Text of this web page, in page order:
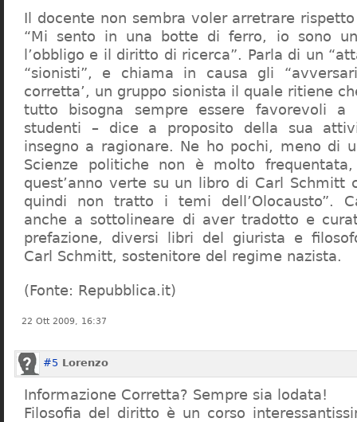
Il docente non sembra voler arretrare
“Mi sento in una botte di ferro, io sono
l’obbligo e il diritto di ricerca”. Parla di un
“sionisti”, e chiama in causa gli
corretta’, un gruppo sionista il quale ritiene
tutto bisogna sempre essere favorevoli a
studenti – dice a proposito della sua
insegno a ragionare. Ne ho pochi, meno di
Scienze politiche non è molto
quest’anno verte su un libro di Carl Schmitt
quindi non tratto i temi dell’Olocausto”.
anche a sottolineare di aver tradotto e
prefazione, diversi libri del giurista e
Carl Schmitt, sostenitore del regime nazista.
(Fonte: Repubblica.it)
22 Ott 2009, 16:37
#5 Lorenzo
Informazione Corretta? Sempre sia lodata!
Filosofia del diritto è un corso